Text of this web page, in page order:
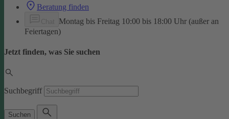
Beratung finden
Montag bis Freitag 10:00 bis 18:00 Uhr (außer an
Feiertagen)
Jetzt finden, was Sie suchen
Suchbegriff
Suchen